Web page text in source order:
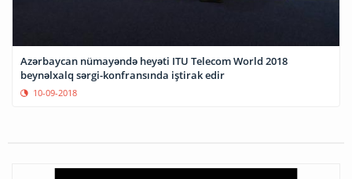
Azərbaycan nümayəndə heyəti ITU Telecom World 2018
beynəlxalq sərgi-konfransında iştirak edir
10-09-2018